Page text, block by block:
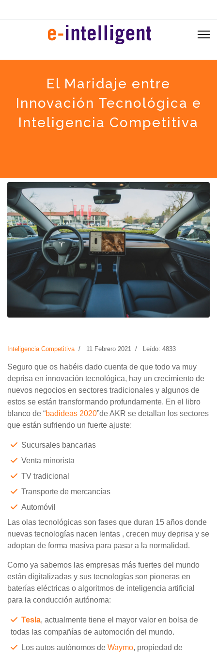
El Maridaje entre
Innovación Tecnológica e
Inteligencia Competitiva
Inteligencia Competitiva 11 Febrero 2021 Leído: 4833
Seguro que os habéis dado cuenta de que todo va muy
deprisa en innovación tecnológica, hay un crecimiento de
nuevos negocios en sectores tradicionales y algunos de
estos se están transformando profundamente. En el libro
blanco de “badideas 2020”de AKR se detallan los sectores
que están sufriendo un fuerte ajuste:
Sucursales bancarias
Venta minorista
TV tradicional
Transporte de mercancías
Automóvil
Las olas tecnológicas son fases que duran 15 años donde
nuevas tecnologías nacen lentas , crecen muy deprisa y se
adoptan de forma masiva para pasar a la normalidad.
Como ya sabemos las empresas más fuertes del mundo
están digitalizadas y sus tecnologías son pioneras en
baterías eléctricas o algoritmos de inteligencia artificial
para la conducción autónoma:
Tesla, actualmente tiene el mayor valor en bolsa de
todas las compañías de automoción del mundo.
Los autos autónomos de Waymo, propiedad de